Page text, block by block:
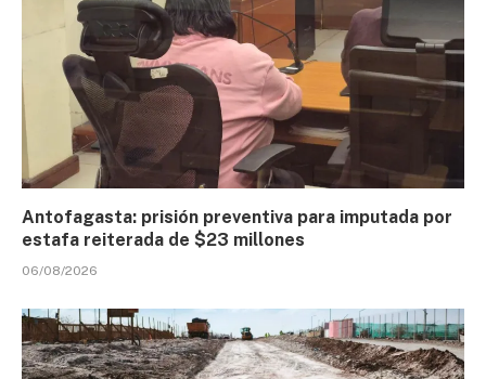
Antofagasta: prisión preventiva para imputada por
estafa reiterada de $23 millones
06/08/2026